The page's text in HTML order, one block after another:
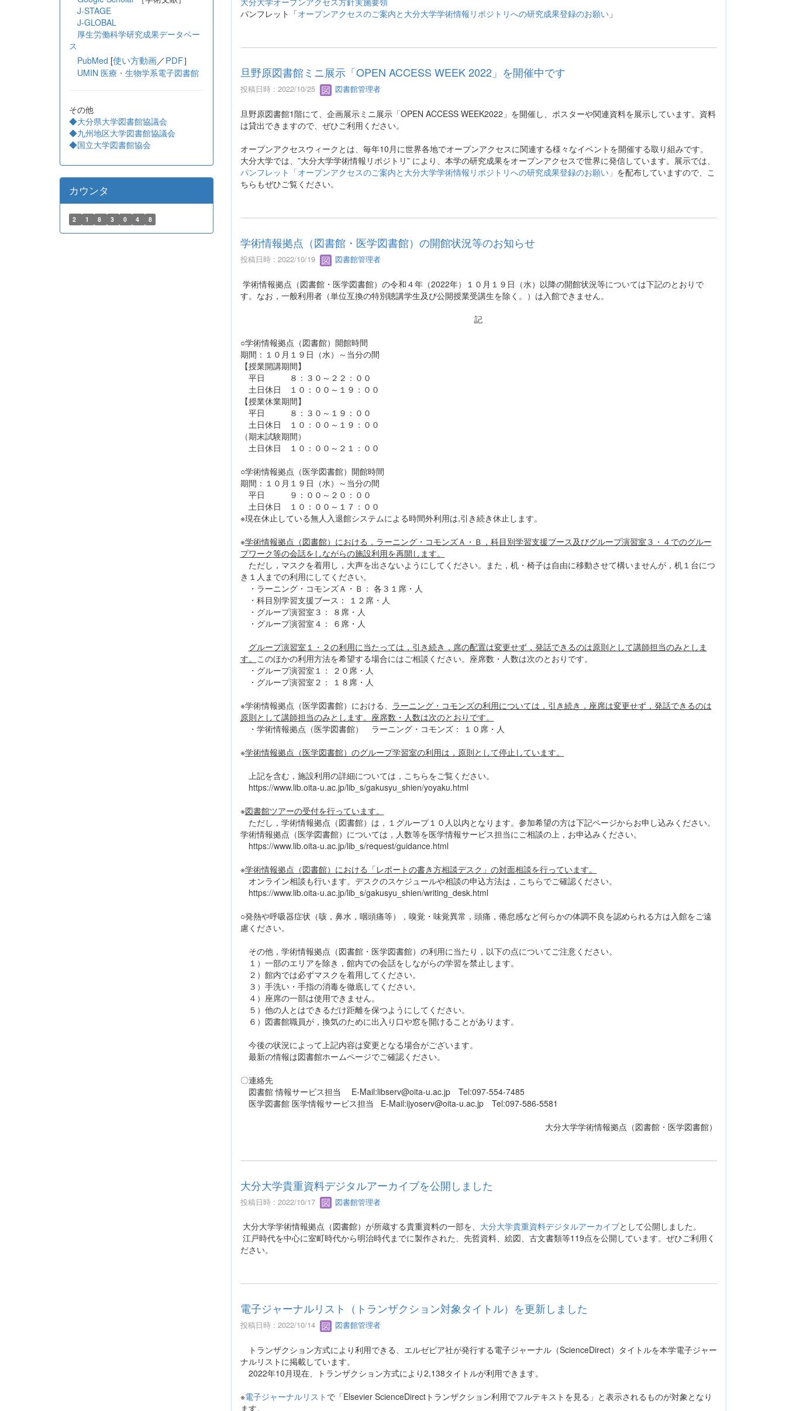
パンフレット「オープンアクセスのご案内と大分大学学術情報リポジトリへの研究成果登録のお願い」
旦野原図書館ミニ展示「OPEN ACCESS WEEK 2022」を開催中です
投稿日時 : 2022/10/25 図書館管理者
旦野原図書館1階にて、企画展示ミニ展示「OPEN ACCESS WEEK2022」を開催し、ポスターや関連資料を展示しています。資料
は貸出できますので、ぜひご利用ください。
オープンアクセスウィークとは、毎年10月に世界各地でオープンアクセスに関連する様々なイベントを開催する取り組みです。
大分大学では、”大分大学学術情報リポジトリ” により、本学の研究成果をオープンアクセスで世界に発信しています。展示では、
パンフレット「オープンアクセスのご案内と大分大学学術情報リポジトリへの研究成果登録のお願い」 を配布していますので、こ
ちらもぜひご覧ください。
学術情報拠点（図書館・医学図書館）の開館状況等のお知らせ
投稿日時 : 2022/10/19 図書館管理者
学術情報拠点（図書館・医学図書館）の令和４年（2022年）１０月１９日（水）以降の開館状況等については下記のとおりで
す。なお，一般利用者（単位互換の特別聴講学生及び公開授業受講生を除く。）は入館できません。
記
○学術情報拠点（図書館）開館時間
期間：１０月１９日（水）～当分の間
【授業開講期間】
平日 ８：３０～２２：００
土日休日 １０：００～１９：００
【授業休業期間】
平日 ８：３０～１９：００
土日休日 １０：００～１９：００
（期末試験期間）
土日休日 １０：００～２１：００
○学術情報拠点（医学図書館）開館時間
期間：１０月１９日（水）～当分の間
平日 ９：００～２０：００
土日休日 １０：００～１７：００
※現在休止している無人入退館システムによる時間外利用は,引き続き休止します。
※学術情報拠点（図書館）における，ラーニング・コモンズＡ・Ｂ，科目別学習支援ブース及びグループ演習室３・４でのグルー
プワーク等の会話をしながらの施設利用を再開します。
ただし，マスクを着用し，大声を出さないようにしてください。また，机・椅子は自由に移動させて構いませんが，机１台につ
き１人までの利用にしてください。
・ラーニング・コモンズＡ・Ｂ： 各３１席・人
・科目別学習支援ブース： １２席・人
・グループ演習室３： ８席・人
・グループ演習室４： ６席・人
グループ演習室１・２の利用に当たっては，引き続き，席の配置は変更せず，発話できるのは原則として講師担当のみとしま
す。 このほかの利用方法を希望する場合にはご相談ください。座席数・人数は次のとおりです。
・グループ演習室１： ２０席・人
・グループ演習室２： １８席・人
※学術情報拠点（医学図書館）における、 ラーニング・コモンズの利用については，引き続き，座席は変更せず，発話できるのは
原則として講師担当のみとします。座席数・人数は次のとおりです。
・学術情報拠点（医学図書館） ラーニング・コモンズ： １０席・人
※学術情報拠点（医学図書館）のグループ学習室の利用は，原則として停止しています。
上記を含む，施設利用の詳細については，こちらをご覧ください。
https://www.lib.oita-u.ac.jp/lib_s/gakusyu_shien/yoyaku.html
※図書館ツアーの受付を行っています。
ただし，学術情報拠点（図書館）は，１グループ１０人以内となります。参加希望の方は下記ページからお申し込みください。
学術情報拠点（医学図書館）については，人数等を医学情報サービス担当にご相談の上，お申込みください。
https://www.lib.oita-u.ac.jp/lib_s/request/guidance.html
※学術情報拠点（図書館）における「レポートの書き方相談デスク」の対面相談を行っています。
オンライン相談も行います。デスクのスケジュールや相談の申込方法は，こちらでご確認ください。
https://www.lib.oita-u.ac.jp/lib_s/gakusyu_shien/writing_desk.html
○発熱や呼吸器症状（咳，鼻水，咽頭痛等），嗅覚・味覚異常，頭痛，倦怠感など何らかの体調不良を認められる方は入館をご遠
慮ください。
その他，学術情報拠点（図書館・医学図書館）の利用に当たり，以下の点についてご注意ください。
１）一部のエリアを除き，館内での会話をしながらの学習を禁止します。
２）館内では必ずマスクを着用してください。
３）手洗い・手指の消毒を徹底してください。
４）座席の一部は使用できません。
５）他の人とはできるだけ距離を保つようにしてください。
６）図書館職員が，換気のために出入り口や窓を開けることがあります。
今後の状況によって上記内容は変更となる場合がございます。
最新の情報は図書館ホームページでご確認ください。
〇連絡先
図書館 情報サービス担当 E-Mail:libserv@oita-u.ac.jp Tel:097-554-7485
医学図書館 医学情報サービス担当 E-Mail:ijyoserv@oita-u.ac.jp Tel:097-586-5581
大分大学学術情報拠点（図書館・医学図書館）
大分大学貴重資料デジタルアーカイブを公開しました
投稿日時 : 2022/10/17 図書館管理者
大分大学学術情報拠点（図書館）が所蔵する貴重資料の一部を、 大分大学貴重資料デジタルアーカイブとして公開しました。
江戸時代を中心に室町時代から明治時代までに製作された、先哲資料、絵図、古文書類等119点を公開しています。ぜひご利用く
ださい。
電子ジャーナルリスト（トランザクション対象タイトル）を更新しました
投稿日時 : 2022/10/14 図書館管理者
トランザクション方式により利用できる、エルゼビア社が発行する電子ジャーナル（ScienceDirect）タイトルを本学電子ジャー
ナルリストに掲載しています。
2022年10月現在、トランザクション方式により2,138タイトルが利用できます。
※電子ジャーナルリスト で「Elsevier ScienceDirectトランザクション利用でフルテキストを見る」と表示されるものが対象となり
ます。
J-STAGE
J-GLOBAL
厚生労働科学研究成果データベー
ス
PubMed [使い方動画／PDF］
UMIN 医療・生物学系電子図書館
その他
◆大分県大学図書館協議会
◆九州地区大学図書館協議会
◆国立大学図書館協会
カウンタ
2 1 8 3 0 4 8